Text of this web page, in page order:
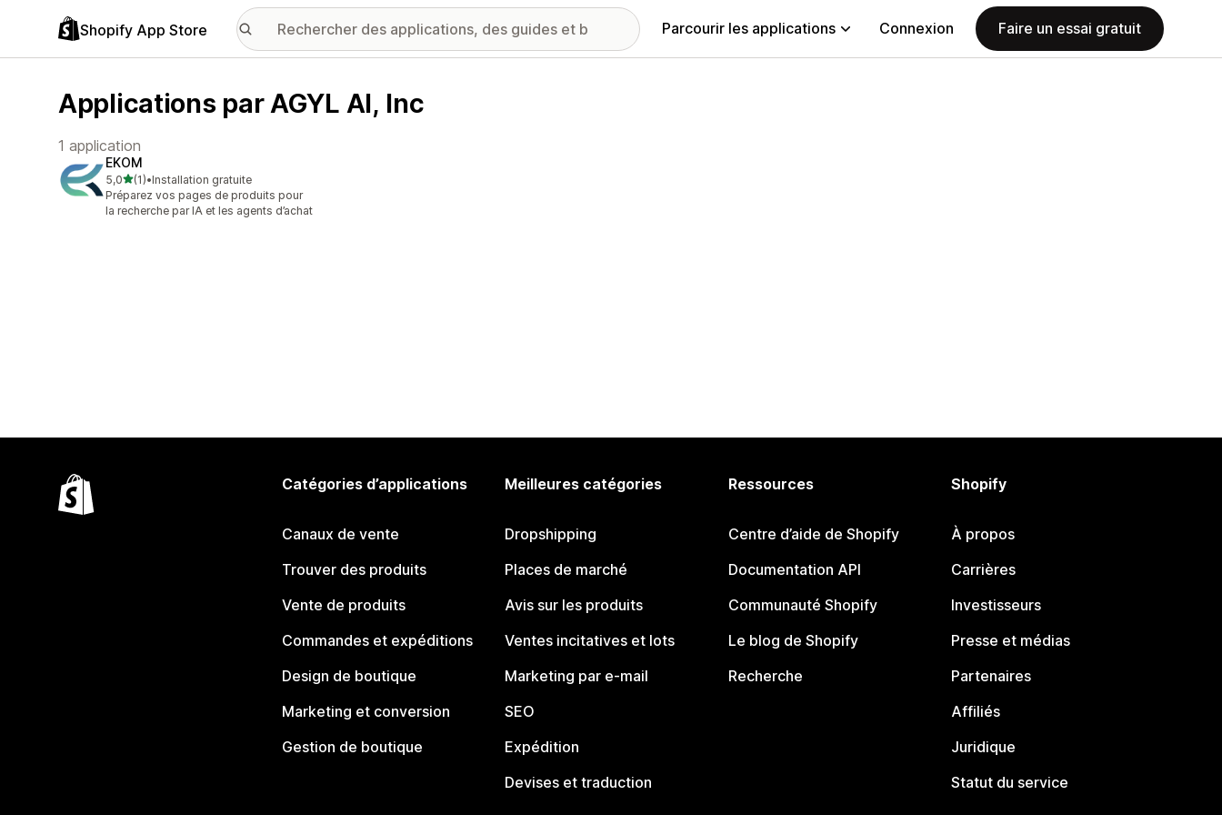
Shopify App Store Parcourir les applications Connexion Faire un essai gratuit
Applications par AGYL AI, Inc
1 application
EKOM
5,0étoile(s) sur 5
(1)
1 avis au total
•Installation gratuite
Préparez vos pages de produits pour
la recherche par IA et les agents d’achat
Catégories d’applications
Canaux de vente
Trouver des produits
Vente de produits
Commandes et expéditions
Design de boutique
Marketing et conversion
Gestion de boutique
Meilleures catégories
Dropshipping
Places de marché
Avis sur les produits
Ventes incitatives et lots
Marketing par e-mail
SEO
Expédition
Devises et traduction
Ressources
Centre d’aide de Shopify
Documentation API
Communauté Shopify
Le blog de Shopify
Recherche
Shopify
À propos
Carrières
Investisseurs
Presse et médias
Partenaires
Affiliés
Juridique
Statut du service